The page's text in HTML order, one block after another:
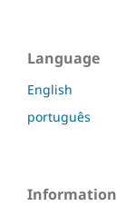
Language
English
português
Information